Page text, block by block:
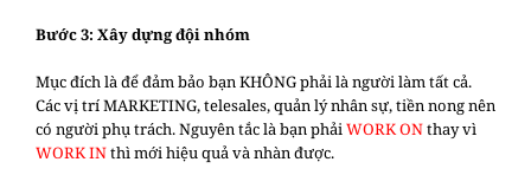
Bước 3: Xây dựng đội nhóm
Mục đích là để đảm bảo bạn KHÔNG phải là người làm tất cả.
Các vị trí MARKETING, telesales, quản lý nhân sự, tiền nong nên
có người phụ trách. Nguyên tắc là bạn phảiWORK ONthay vì
WORK INthì mới hiệu quả và nhàn được.